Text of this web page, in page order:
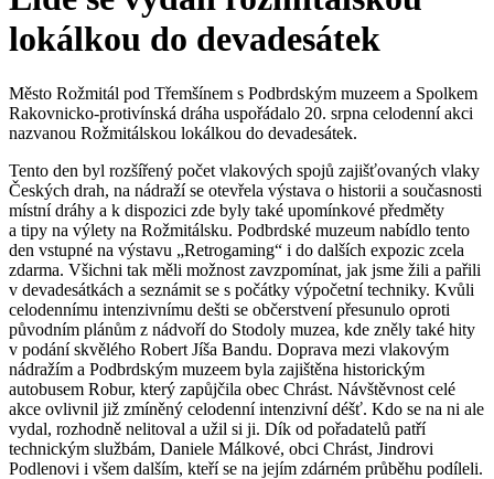
lokálkou do devadesátek
Město Rožmitál pod Třemšínem s Podbrdským muzeem a Spolkem
Rakovnicko-protivínská dráha uspořádalo 20. srpna celodenní akci
nazvanou Rožmitálskou lokálkou do devadesátek.
Tento den byl rozšířený počet vlakových spojů zajišťovaných vlaky
Českých drah, na nádraží se otevřela výstava o historii a současnosti
místní dráhy a k dispozici zde byly také upomínkové předměty
a tipy na výlety na Rožmitálsku. Podbrdské muzeum nabídlo tento
den vstupné na výstavu „Retrogaming“ i do dalších expozic zcela
zdarma. Všichni tak měli možnost zavzpomínat, jak jsme žili a pařili
v devadesátkách a seznámit se s počátky výpočetní techniky. Kvůli
celodennímu intenzivnímu dešti se občerstvení přesunulo oproti
původním plánům z nádvoří do Stodoly muzea, kde zněly také hity
v podání skvělého Robert Jíša Bandu. Doprava mezi vlakovým
nádražím a Podbrdským muzeem byla zajištěna historickým
autobusem Robur, který zapůjčila obec Chrást. Návštěvnost celé
akce ovlivnil již zmíněný celodenní intenzivní déšť. Kdo se na ni ale
vydal, rozhodně nelitoval a užil si ji. Dík od pořadatelů patří
technickým službám, Daniele Málkové, obci Chrást, Jindrovi
Podlenovi i všem dalším, kteří se na jejím zdárném průběhu podíleli.